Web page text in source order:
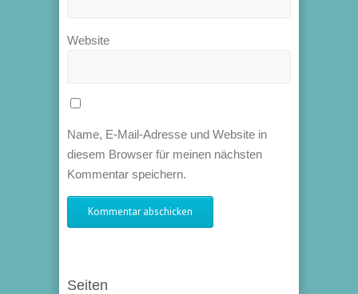
Website
Name, E-Mail-Adresse und Website in
diesem Browser für meinen nächsten
Kommentar speichern.
Seiten